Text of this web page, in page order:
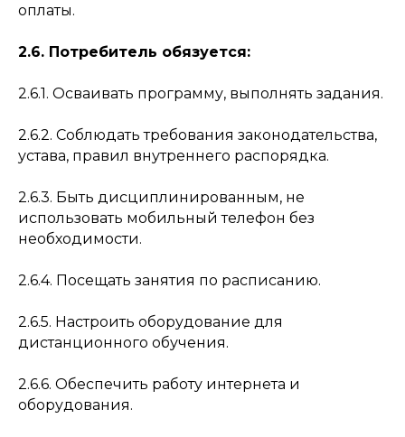
оплаты.
2.6. Потребитель обязуется:
2.6.1. Осваивать программу, выполнять задания.
2.6.2. Соблюдать требования законодательства,
устава, правил внутреннего распорядка.
2.6.3. Быть дисциплинированным, не
использовать мобильный телефон без
необходимости.
2.6.4. Посещать занятия по расписанию.
2.6.5. Настроить оборудование для
дистанционного обучения.
2.6.6. Обеспечить работу интернета и
оборудования.